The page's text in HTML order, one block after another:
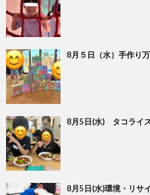
8月５日（水）手作り
8月5日(水) タコライ
8月5日(水)環境・リサ